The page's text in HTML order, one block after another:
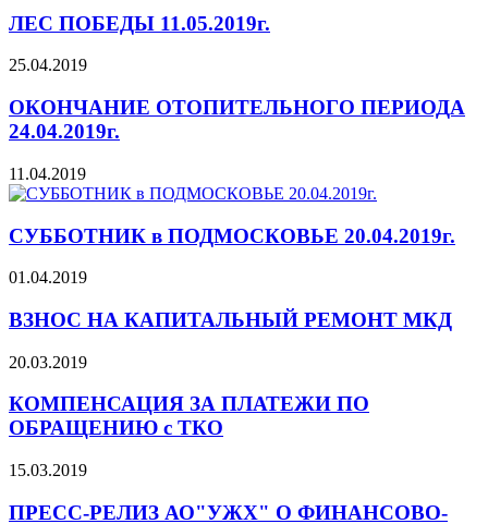
ЛЕС ПОБЕДЫ 11.05.2019г.
25.04.2019
ОКОНЧАНИЕ ОТОПИТЕЛЬНОГО ПЕРИОДА
24.04.2019г.
11.04.2019
СУББОТНИК в ПОДМОСКОВЬЕ 20.04.2019г.
01.04.2019
ВЗНОС НА КАПИТАЛЬНЫЙ РЕМОНТ МКД
20.03.2019
КОМПЕНСАЦИЯ ЗА ПЛАТЕЖИ ПО
ОБРАЩЕНИЮ с ТКО
15.03.2019
ПРЕСС-РЕЛИЗ АО"УЖХ" О ФИНАНСОВО-